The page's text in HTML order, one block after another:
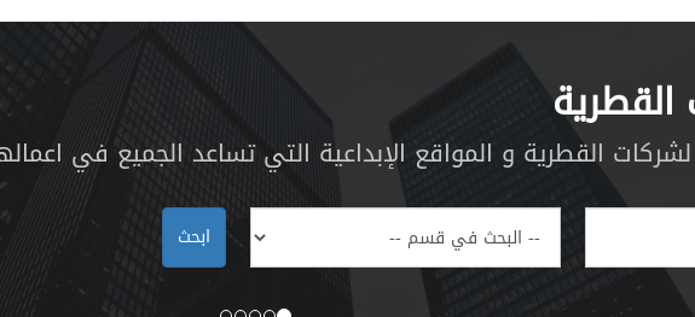
القطرية و المواقع الإبداعية التي تساعد الجميع في
ابحث